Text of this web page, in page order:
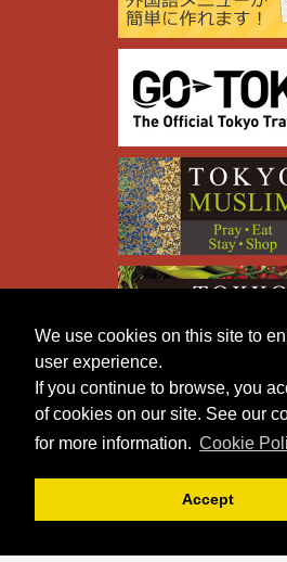
We use cookies on this site to
user experience.
If you continue to browse, you
of cookies on our site. See our
for more information. Cookie
Accept